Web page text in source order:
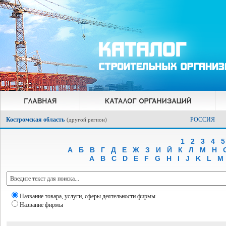
Костромская область (другой регион) РОССИЯ
1 2 3 4
5
А
Б В Г Д Е Ж З И Й К Л М Н
A
B C D E F G H I J K L M
Название товара, услуги, сферы деятельности фирмы
Название фирмы